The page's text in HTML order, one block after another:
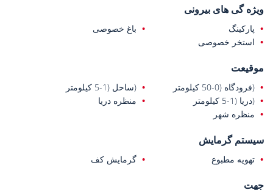
آلانیا واقع شده است. نزدیکی آن به نیازهای روزانه و نقاط حمل و نقل،
تجربه زندگی کاربردی را ارائه می‌دهد.
ویژه گی های بیرونی
پارکینگ
باغ خصوصی
استخر خصوصی
موقیعت
(فرودگاه (0-50 کیلومتر
(ساحل (1-5 کیلومتر
(دریا (1-5 کیلومتر
منظره دریا
منظره شهر
سیستم گرمایش
تهویه مطبوع گرمایش کف
جهت